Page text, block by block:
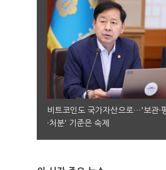
비트코인도 국가자산으로…'보관·
·처분' 기준은 숙제